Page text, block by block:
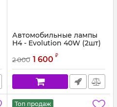
Автомобильные лампы
H4 - Evolution 40W (2шт)
2 000 1 600 ₽
Топ продаж